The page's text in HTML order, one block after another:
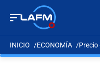
INICIO ECONOMÍA Precio